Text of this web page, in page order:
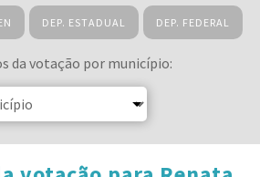
DEP. ESTADUAL DEP. FEDERAL
da votação por município: